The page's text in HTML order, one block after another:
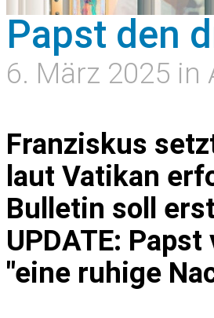
Papst den
6. März 2025 in
Franziskus
laut Vatikan
Bulletin soll
UPDATE:
"eine ruhige